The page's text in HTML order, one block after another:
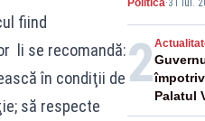
fiind
li se recomandă:
în condiţii de
să respecte
Israelului
Politica·31 iul.
2
Palatul